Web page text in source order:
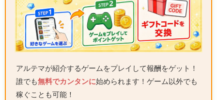
アルテマが紹介するゲームをプレイして報酬をゲット！
誰でも無料でカンタンに始められます！ゲーム以外でも
稼ぐことも可能！